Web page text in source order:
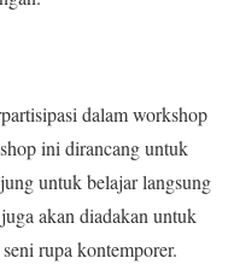
dalam workshop
ini dirancang untuk
untuk belajar langsung
akan diadakan untuk
rupa kontemporer.